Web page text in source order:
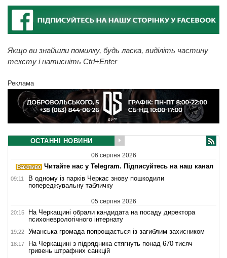
Якщо ви знайшли помилку, будь ласка, виділіть частину
тексту і натисніть Ctrl+Enter
Реклама
ОСТАННІ НОВИНИ
06 серпня 2026
Читайте нас у Telegram. Підписуйтесь на наш канал
09:11
В одному із парків Черкас знову пошкодили
попереджувальну табличку
05 серпня 2026
20:15
На Черкащині обрали кандидата на посаду директора
психоневрологічного інтернату
19:22 Уманська громада попрощається із загиблим захисником
18:17
На Черкащині з підрядника стягнуть понад 670 тисяч
гривень штрафних санкцій